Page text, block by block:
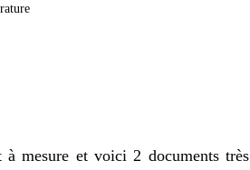
mesure et voici 2 documents très